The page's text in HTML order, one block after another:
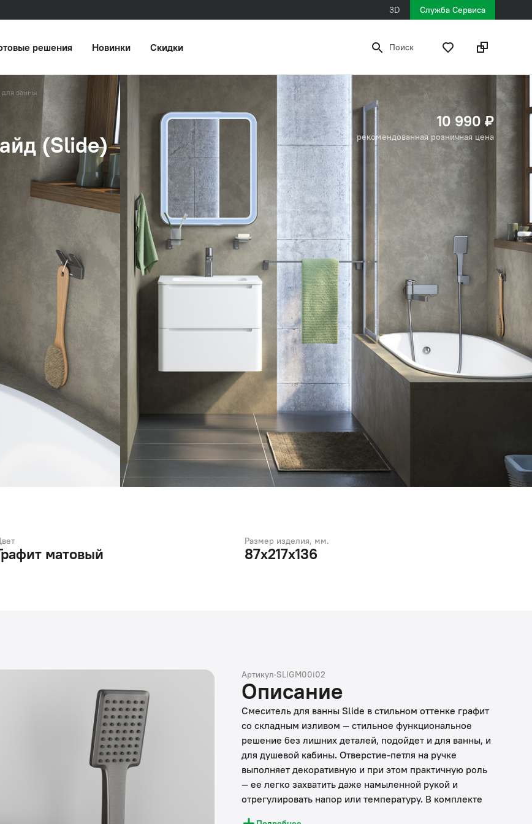
3D Служба Сервиса
решения Новинки Скидки Поиск
для ванны
(Slide)
10 990 ₽
рекомендованная розничная цена
матовый
Размер изделия, мм.
87x217x136
Артикул·SLIGM00i02
Описание
Смеситель для ванны Slide в стильном оттенке графит
со складным изливом — стильное функциональное
решение без лишних деталей, подойдет и для ванны, и
для душевой кабины. Отверстие-петля на ручке
выполняет декоративную и при этом практичную роль
— ее легко захватить даже намыленной рукой и
отрегулировать напор или температуру. В комплекте